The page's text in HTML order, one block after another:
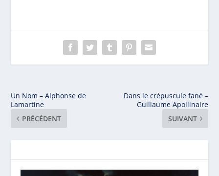
Un Nom – Alphonse de
Lamartine
PRÉCÉDENT
Dans le crépuscule fané –
Guillaume Apollinaire
SUIVANT